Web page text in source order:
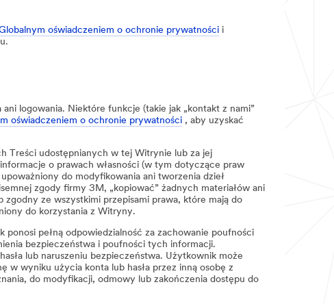
oświadczeniem o ochronie prywatności i
logowania. Niektóre funkcje (takie jak „kontakt z nami”
oświadczeniem o ochronie prywatności , aby uzyskać
Treści udostępnianych w tej Witrynie lub za jej
o prawach własności (w tym dotyczące praw
do modyfikowania ani tworzenia dzieł
zgody firmy 3M, „kopiować” żadnych materiałów ani
ze wszystkimi przepisami prawa, które mają do
do korzystania z Witryny.
pełną odpowiedzialność za zachowanie poufności
bezpieczeństwa i poufności tych informacji.
lub naruszeniu bezpieczeństwa. Użytkownik może
w wyniku użycia konta lub hasła przez inną osobę z
do modyfikacji, odmowy lub zakończenia dostępu do